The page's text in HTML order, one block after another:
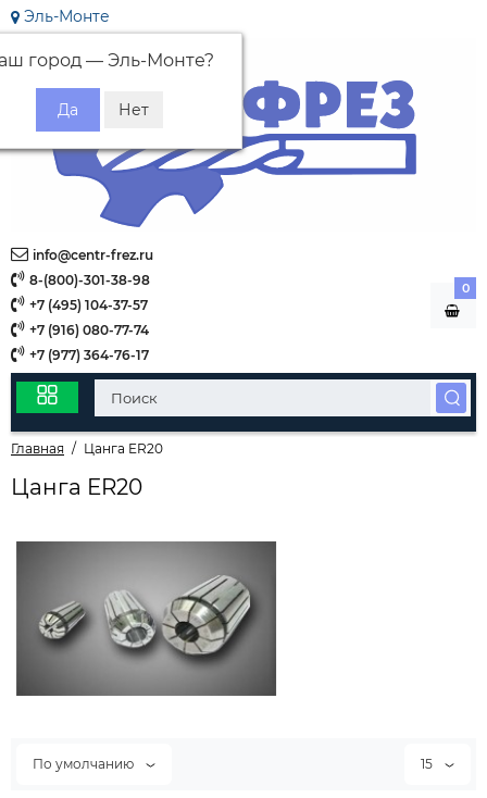
Эль-Монте
город — Эль-Монте?
info@centr-frez.ru
8-(800)-301-38-98
+7 (495) 104-37-57
+7 (916) 080-77-74
+7 (977) 364-76-17
0
Главная Цанга ER20
Цанга ER20
По умолчанию 15